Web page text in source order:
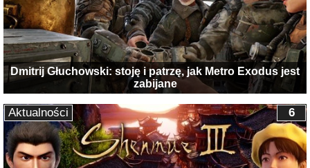
Dmitrij Głuchowski: stoję i patrzę, jak Metro Exodus jest
zabijane
6
Aktualności